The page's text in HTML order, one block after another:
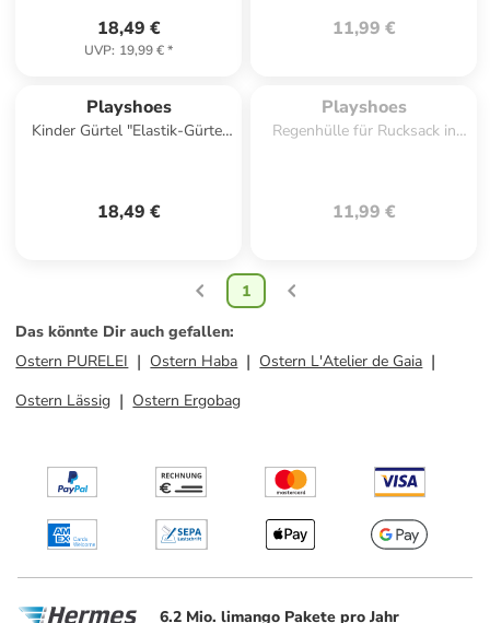
18,49 €
UVP: 19,99 €*
11,99 €
Playshoes
Kinder Gürtel "Elastik-Gürtel
18,49 €
Playshoes
Regenhülle für Rucksack in
11,99 €
1
Das könnte Dir auch gefallen:
Ostern PURELEI
Ostern Haba
Ostern L'Atelier de Gaia
Ostern Lässig
Ostern Ergobag
6.2 Mio. limango Pakete pro Jahr